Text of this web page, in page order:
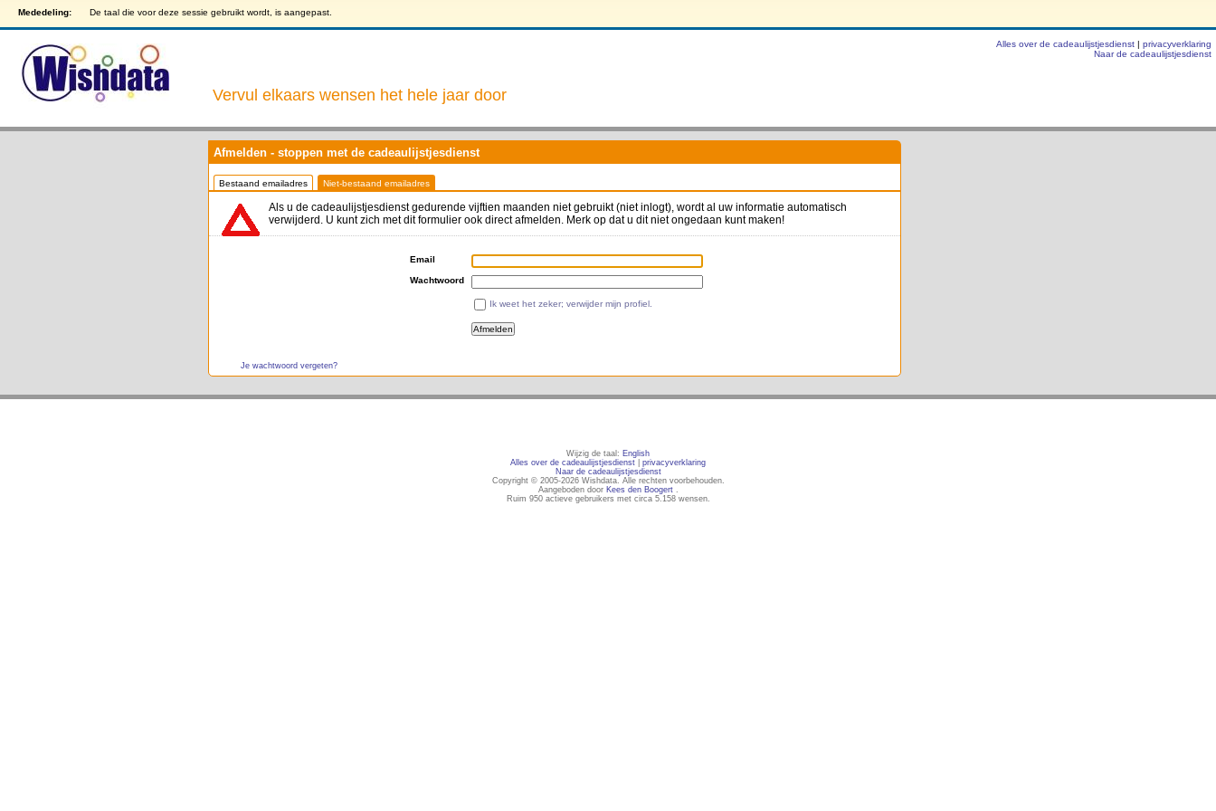
Mededeling: De taal die voor deze sessie gebruikt wordt, is aangepast.
Alles over de cadeaulijstjesdienst | privacyverklaring
Naar de cadeaulijstjesdienst
Vervul elkaars wensen het hele jaar door
Afmelden - stoppen met de cadeaulijstjesdienst
Bestaand emailadres Niet-bestaand emailadres
Als u de cadeaulijstjesdienst gedurende vijftien maanden niet gebruikt (niet inlogt), wordt al uw informatie automatisch
verwijderd. U kunt zich met dit formulier ook direct afmelden. Merk op dat u dit niet ongedaan kunt maken!
Email
Wachtwoord
Ik weet het zeker; verwijder mijn profiel.
Je wachtwoord vergeten?
Wijzig de taal: English
Alles over de cadeaulijstjesdienst
privacyverklaring
Naar de cadeaulijstjesdienst
Copyright © 2005-2026 Wishdata. Alle rechten voorbehouden.
Aangeboden door Kees den Boogert.
Ruim 950 actieve gebruikers met circa 5.158 wensen.